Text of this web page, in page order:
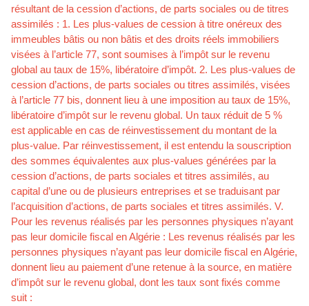
résultant de la cession d’actions, de parts sociales ou de titres
assimilés : 1. Les plus-values de cession à titre onéreux des
immeubles bâtis ou non bâtis et des droits réels immobiliers
visées à l’article 77, sont soumises à l’impôt sur le revenu
global au taux de 15%, libératoire d’impôt. 2. Les plus-values de
cession d’actions, de parts sociales ou titres assimilés, visées
à l’article 77 bis, donnent lieu à une imposition au taux de 15%,
libératoire d’impôt sur le revenu global. Un taux réduit de 5 %
est applicable en cas de réinvestissement du montant de la
plus-value. Par réinvestissement, il est entendu la souscription
des sommes équivalentes aux plus-values générées par la
cession d’actions, de parts sociales et titres assimilés, au
capital d’une ou de plusieurs entreprises et se traduisant par
l’acquisition d’actions, de parts sociales et titres assimilés. V.
Pour les revenus réalisés par les personnes physiques n’ayant
pas leur domicile fiscal en Algérie : Les revenus réalisés par les
personnes physiques n’ayant pas leur domicile fiscal en Algérie,
donnent lieu au paiement d’une retenue à la source, en matière
d’impôt sur le revenu global, dont les taux sont fixés comme
suit :